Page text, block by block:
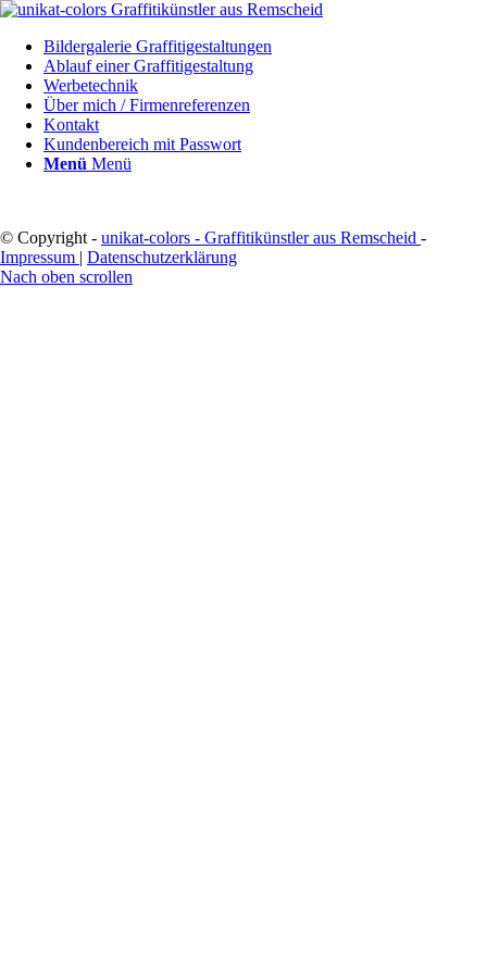
Bildergalerie Graffitigestaltungen
Ablauf einer Graffitigestaltung
Werbetechnik
Über mich / Firmenreferenzen
Kontakt
Kundenbereich mit Passwort
Menü Menü
© Copyright - unikat-colors - Graffitikünstler aus Remscheid -
Impressum | Datenschutzerklärung
Nach oben scrollen